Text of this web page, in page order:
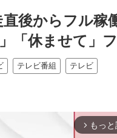
後からフル稼
「休ませて」
テレビ番組 テレビ
arrow_forward_ios もっ